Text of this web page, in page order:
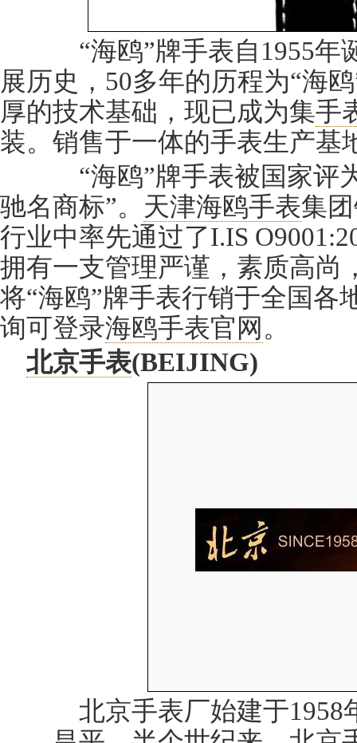
“海鸥”牌手表自1955年
展历史，50多年的历程为“海
厚的技术基础，现已成为集手
装。销售于一体的手表生产基
“海鸥”牌手表被国家评
驰名商标”。 天津海鸥手表集
行业中率先通过了I.IS
拥有一支管理严谨，素质高尚
将“海鸥”牌手表行销于全国各
询可登录海鸥手表官网 。
北京手表(BEIJING)
北京手表厂始建于1958